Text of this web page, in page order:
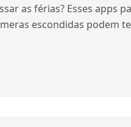
as férias? Esses apps
escondidas podem te